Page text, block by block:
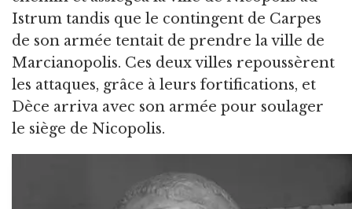
Istrum tandis que le contingent de Carpes
de son armée tentait de prendre la ville de
Marcianopolis. Ces deux villes repoussèrent
les attaques, grâce à leurs fortifications, et
Dèce arriva avec son armée pour soulager
le siège de Nicopolis.